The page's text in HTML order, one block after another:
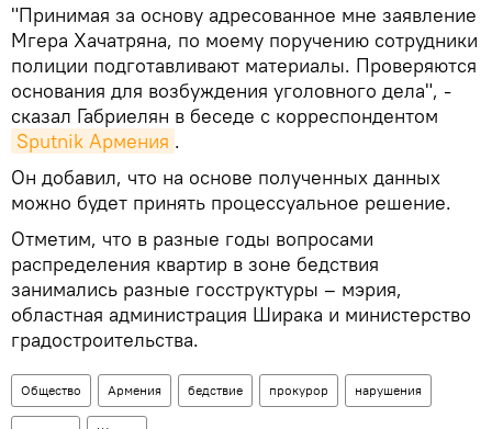
"Принимая за основу адресованное мне заявление
Мгера Хачатряна, по моему поручению сотрудники
полиции подготавливают материалы. Проверяются
основания для возбуждения уголовного дела", -
сказал Габриелян в беседе с корреспондентом
Sputnik Армения .
Он добавил, что на основе полученных данных
можно будет принять процессуальное решение.
Отметим, что в разные годы вопросами
распределения квартир в зоне бедствия
занимались разные госструктуры – мэрия,
областная администрация Ширака и министерство
градостроительства.
Общество Армения бедствие прокурор нарушения